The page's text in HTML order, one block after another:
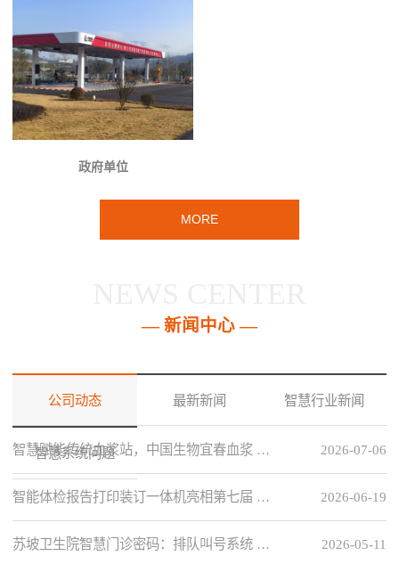
政府单位
MORE
— 新闻中心 —
公司动态 最新新闻 智慧行业新闻
智慧系统问题 2026-07-06
智慧赋能传统血浆站，中国生物宜春血浆 …
2026-06-19
智能体检报告打印装订一体机亮相第七届 …
2026-05-11
苏坡卫生院智慧门诊密码：排队叫号系统 …